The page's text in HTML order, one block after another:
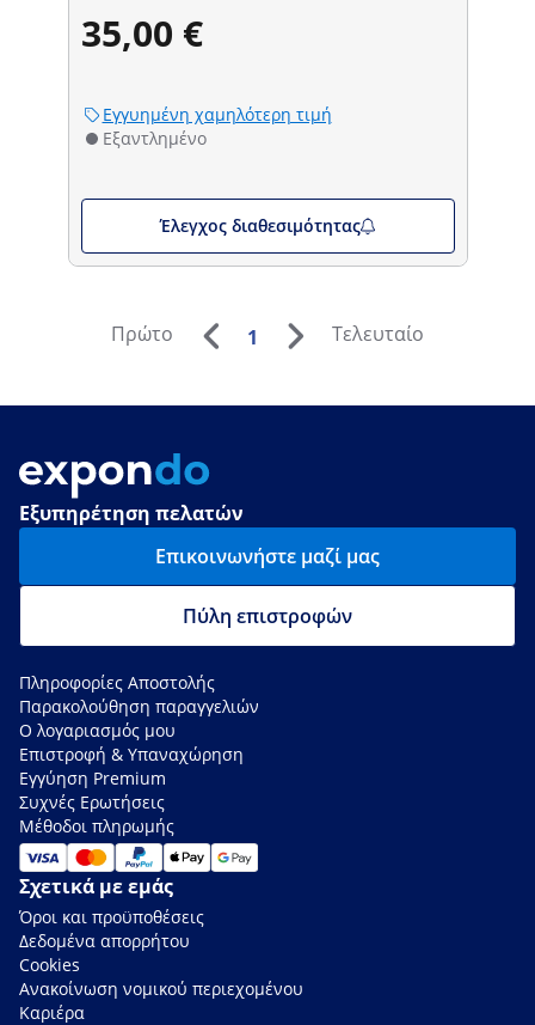
35,00 €
Εγγυημένη χαμηλότερη τιμή
Εξαντλημένο
Έλεγχος διαθεσιμότητας
Πρώτο 1 Τελευταίο
Εξυπηρέτηση πελατών
Επικοινωνήστε μαζί μας
Πύλη επιστροφών
Πληροφορίες Αποστολής
Παρακολούθηση παραγγελιών
Ο λογαριασμός μου
Επιστροφή & Υπαναχώρηση
Εγγύηση Premium
Συχνές Ερωτήσεις
Μέθοδοι πληρωμής
Σχετικά με εμάς
Όροι και προϋποθέσεις
Δεδομένα απορρήτου
Cookies
Ανακοίνωση νομικού περιεχομένου
Καριέρα